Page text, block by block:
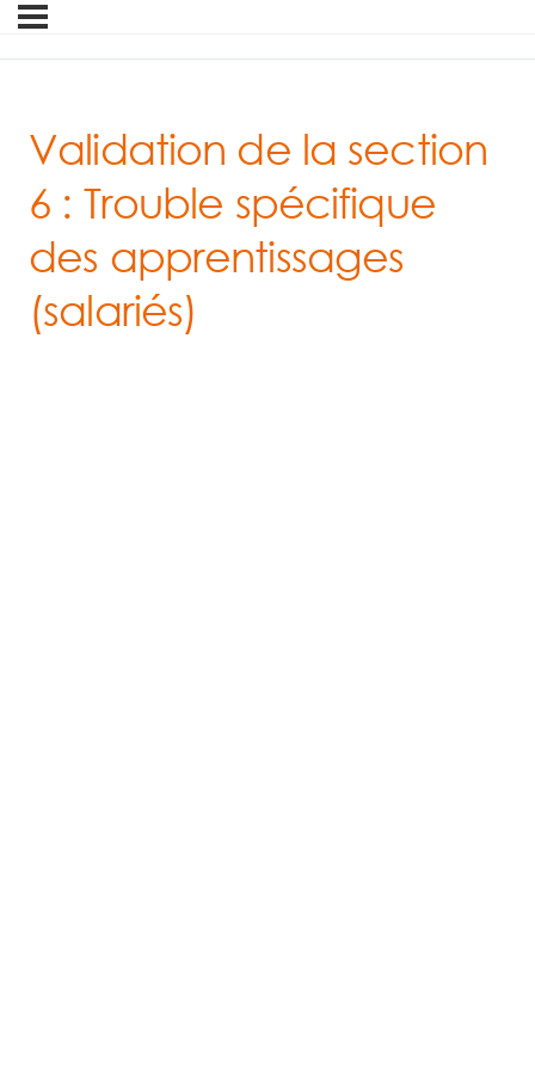
Validation de la section
6 : Trouble spécifique
des apprentissages
(salariés)